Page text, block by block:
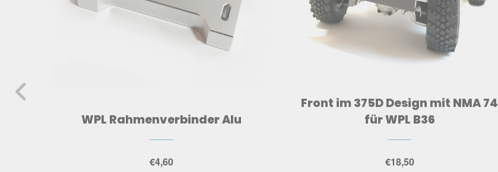
WPL Rahmenverbinder Alu
€4,60
Front im 375D Design mit NMA 74
für WPL B36
€18,50